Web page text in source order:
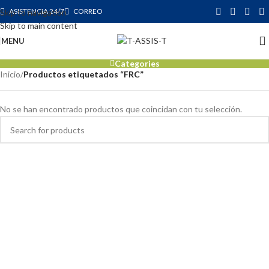
Skip to navigation
Skip to main content
ASISTENCIA 24/7 CORREO
MENU
Categories
Inicio/Productos etiquetados “FRC”
No se han encontrado productos que coincidan con tu selección.